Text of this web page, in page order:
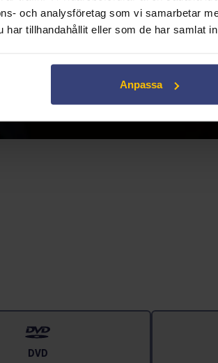
och analysföretag som vi samarbetar
har tillhandahållit eller som de har samlat
Anpassa
DVD